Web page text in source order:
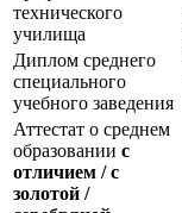
технического
училища
Диплом среднего
специального
учебного заведения
Аттестат о среднем
образовании с
отличием / с
золотой /